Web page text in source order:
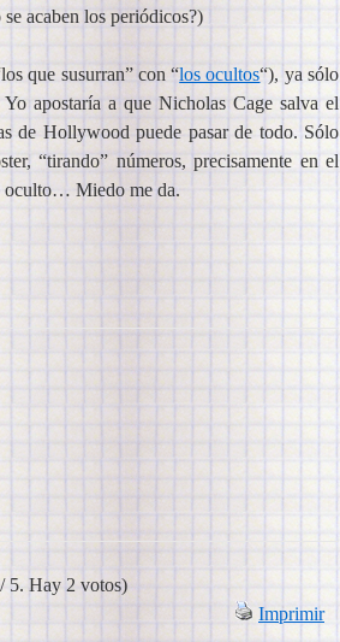
acaben los periódicos?)
que susurran” con “los ocultos“), ya sólo
apostaría a que Nicholas Cage salva el
de Hollywood puede pasar de todo. Sólo
“tirando” números, precisamente en el
oculto… Miedo me da.
5. Hay 2 votos)
Imprimir